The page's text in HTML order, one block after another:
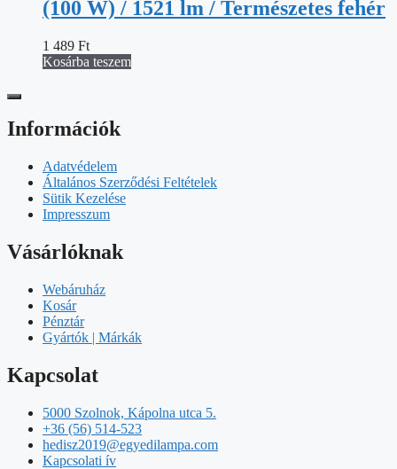
(100 W) / 1521 lm / Természetes fehér
1 489 Ft
Kosárba teszem
Információk
Adatvédelem
Általános Szerződési Feltételek
Sütik Kezelése
Impresszum
Vásárlóknak
Webáruház
Kosár
Pénztár
Gyártók | Márkák
Kapcsolat
5000 Szolnok, Kápolna utca 5.
+36 (56) 514-523
hedisz2019@egyedilampa.com
Kapcsolati ív